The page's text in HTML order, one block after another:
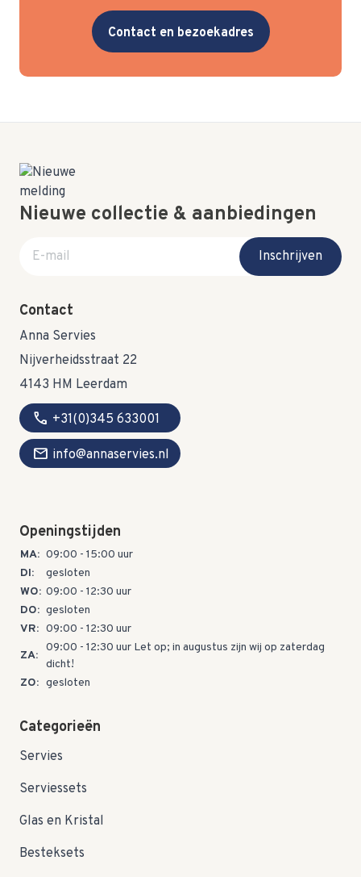
Contact en bezoekadres
Nieuwe collectie & aanbiedingen
E-mail adres
Inschrijven
Contact
Anna Servies
Nijverheidsstraat 22
4143 HM Leerdam
call +31(0)345 633001
mail info@annaservies.nl
Openingstijden
MA: 09:00 - 15:00 uur
DI:
gesloten
WO: 09:00 - 12:30 uur
DO: gesloten
VR: 09:00 - 12:30 uur
ZA:
09:00 - 12:30 uur Let op; in augustus zijn wij op zaterdag
dicht!
ZO: gesloten
Categorieën
Servies
Serviessets
Glas en Kristal
Besteksets